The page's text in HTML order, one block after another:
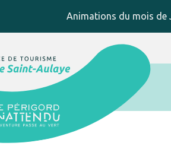
Animations du mois de